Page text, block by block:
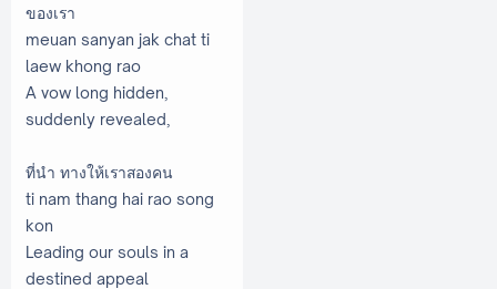
ของเรา
meuan sanyan jak chat ti
laew khong rao
A vow long hidden,
suddenly revealed,
ที่นำ ทางให้เราสองคน
ti nam thang hai rao song
kon
Leading our souls in a
destined appeal